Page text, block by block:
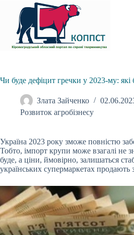
вмісту
Чи буде дефіцит гречки у 2023-му: які
Злата Зайченко
Розвиток агробізнесу
Україна 2023 року зможе повністю
Тобто, імпорт крупи може взагалі не
буде, а ціни, ймовірно, залишаться
українських супермаркетах продають